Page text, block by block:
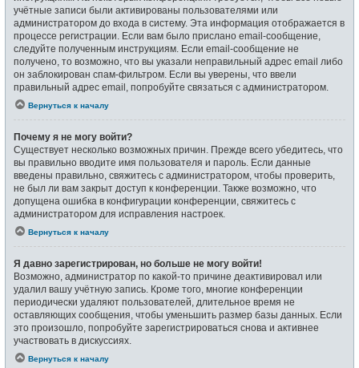
учётные записи были активированы пользователями или
администратором до входа в систему. Эта информация отображается в
процессе регистрации. Если вам было прислано email-сообщение,
следуйте полученным инструкциям. Если email-сообщение не
получено, то возможно, что вы указали неправильный адрес email либо
он заблокирован спам-фильтром. Если вы уверены, что ввели
правильный адрес email, попробуйте связаться с администратором.
Вернуться к началу
Почему я не могу войти?
Существует несколько возможных причин. Прежде всего убедитесь, что
вы правильно вводите имя пользователя и пароль. Если данные
введены правильно, свяжитесь с администратором, чтобы проверить,
не был ли вам закрыт доступ к конференции. Также возможно, что
допущена ошибка в конфигурации конференции, свяжитесь с
администратором для исправления настроек.
Вернуться к началу
Я давно зарегистрирован, но больше не могу войти!
Возможно, администратор по какой-то причине деактивировал или
удалил вашу учётную запись. Кроме того, многие конференции
периодически удаляют пользователей, длительное время не
оставляющих сообщения, чтобы уменьшить размер базы данных. Если
это произошло, попробуйте зарегистрироваться снова и активнее
участвовать в дискуссиях.
Вернуться к началу